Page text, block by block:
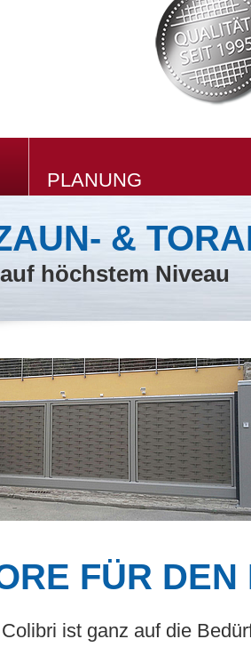
PLANUNG
&
höchstem Niveau
FÜR DEN
ist ganz auf die